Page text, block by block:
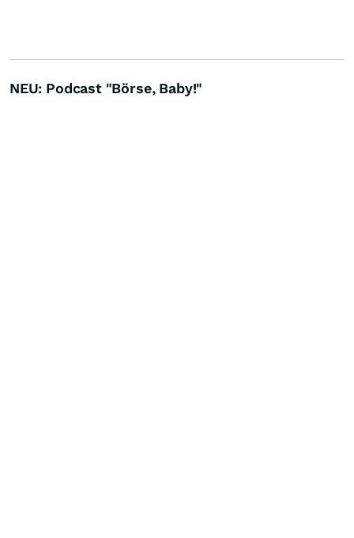
NEU: Podcast "Börse, Baby!"